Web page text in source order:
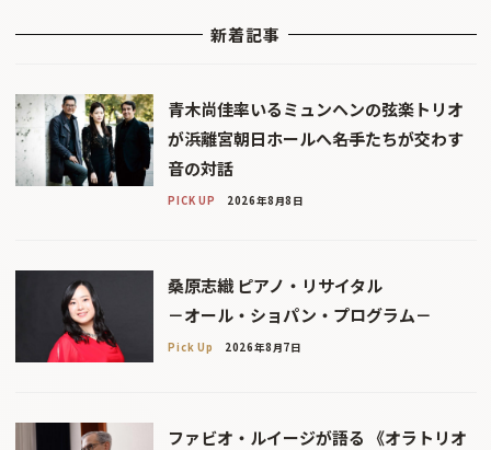
新着記事
青木尚佳率いるミュンヘンの弦楽トリオ
が浜離宮朝日ホールへ――名手たちが交わす
音の対話
PICK UP 2026年8月8日
桑原志織 ピアノ・リサイタル
－オール・ショパン・プログラム－
Pick Up 2026年8月7日
ファビオ・ルイージが語る 《オラトリオ